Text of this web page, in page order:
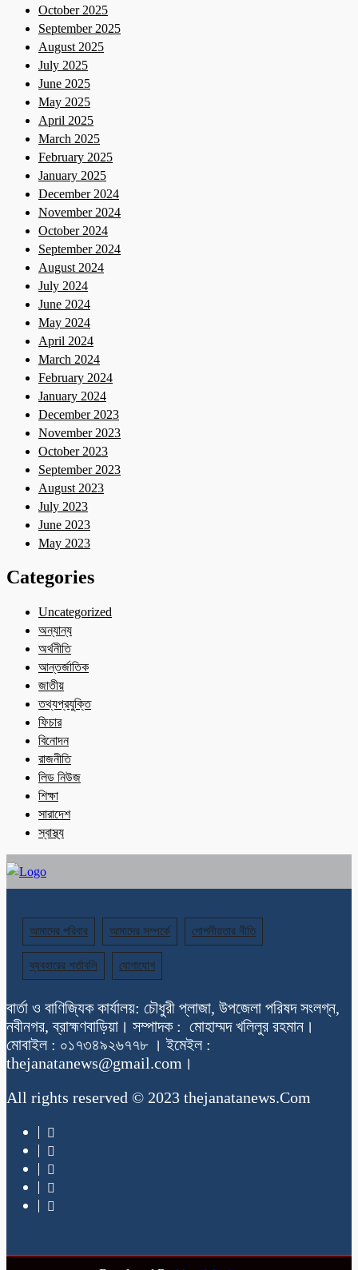
October 2025
September 2025
August 2025
July 2025
June 2025
May 2025
April 2025
March 2025
February 2025
January 2025
December 2024
November 2024
October 2024
September 2024
August 2024
July 2024
June 2024
May 2024
April 2024
March 2024
February 2024
January 2024
December 2023
November 2023
October 2023
September 2023
August 2023
July 2023
June 2023
May 2023
Categories
Uncategorized
অন্যান্য
অর্থনীতি
আন্তর্জাতিক
জাতীয়
তথ্যপ্রযুক্তি
ফিচার
বিনোদন
রাজনীতি
লিড নিউজ
শিক্ষা
সারাদেশ
স্বাস্থ্য
আমাদের পরিবার আমাদের সম্পর্কে গোপনীয়তার নীতি
ব্যবহারের শর্তাবলি যোগাযোগ
বার্তা ও বাণিজ্যিক কার্যালয়: চৌধুরী প্লাজা, উপজেলা পরিষদ সংলগ্ন,
নবীনগর, ব্রাহ্মণবাড়িয়া। সম্পাদক : মোহাম্মদ খলিলুর রহমান।
মোবাইল : ০১৭৩৪৯২৬৭৭৮ । ইমেইল :
thejanatanews@gmail.com।
All rights reserved © 2023 thejanatanews.Com